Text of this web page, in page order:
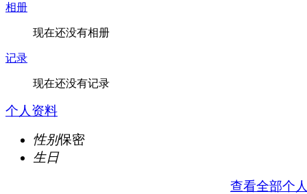
相册
现在还没有相册
记录
现在还没有记录
个人资料
性别保密
生日
查看全部个